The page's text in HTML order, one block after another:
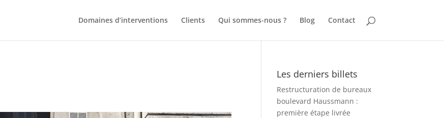
Domaines d’interventions Clients Qui sommes-nous ? Blog Contact
Les derniers billets
Restructuration de bureaux
boulevard Haussmann :
première étape livrée